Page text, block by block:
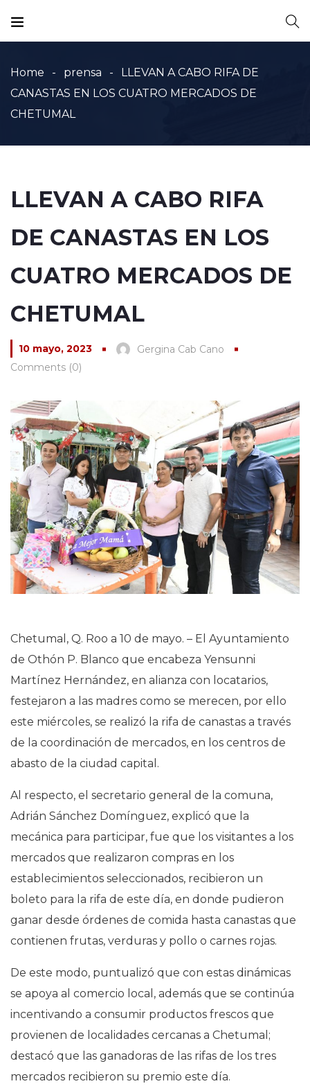
Home prensa
LLEVAN A CABO RIFA DE
CANASTAS EN LOS CUATRO MERCADOS DE
CHETUMAL
LLEVAN A CABO RIFA
DE CANASTAS EN LOS
CUATRO MERCADOS DE
CHETUMAL
10 mayo, 2023
Gergina Cab Cano
Comments (0)
Chetumal, Q. Roo a 10 de mayo. – El Ayuntamiento
de Othón P. Blanco que encabeza Yensunni
Martínez Hernández, en alianza con locatarios,
festejaron a las madres como se merecen, por ello
este miércoles, se realizó la rifa de canastas a través
de la coordinación de mercados, en los centros de
abasto de la ciudad capital.
Al respecto, el secretario general de la comuna,
Adrián Sánchez Domínguez, explicó que la
mecánica para participar, fue que los visitantes a los
mercados que realizaron compras en los
establecimientos seleccionados, recibieron un
boleto para la rifa de este día, en donde pudieron
ganar desde órdenes de comida hasta canastas que
contienen frutas, verduras y pollo o carnes rojas.
De este modo, puntualizó que con estas dinámicas
se apoya al comercio local, además que se continúa
incentivando a consumir productos frescos que
provienen de localidades cercanas a Chetumal;
destacó que las ganadoras de las rifas de los tres
mercados recibieron su premio este día.